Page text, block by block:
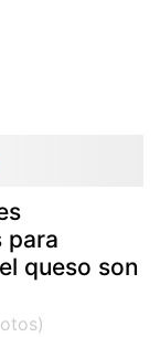
para
queso son